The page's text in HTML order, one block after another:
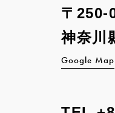
〒250-
神奈川
Google Map